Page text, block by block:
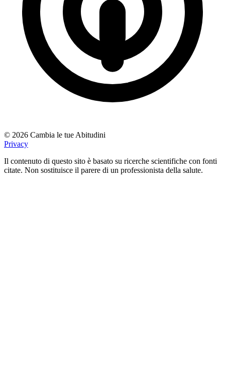
© 2026 Cambia le tue Abitudini
Privacy
Il contenuto di questo sito è basato su ricerche scientifiche con fonti
citate. Non sostituisce il parere di un professionista della salute.